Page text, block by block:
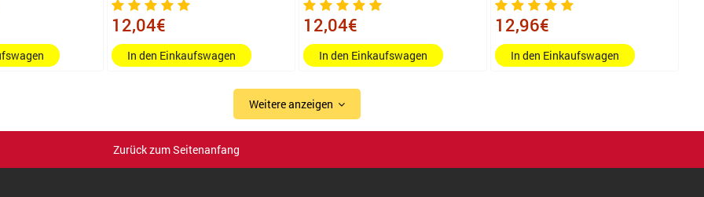
12,04€
In den Einkaufswagen
12,04€
In den Einkaufswagen
12,96€
In den Einkaufswagen
Weitere anzeigen
Zurück zum Seitenanfang